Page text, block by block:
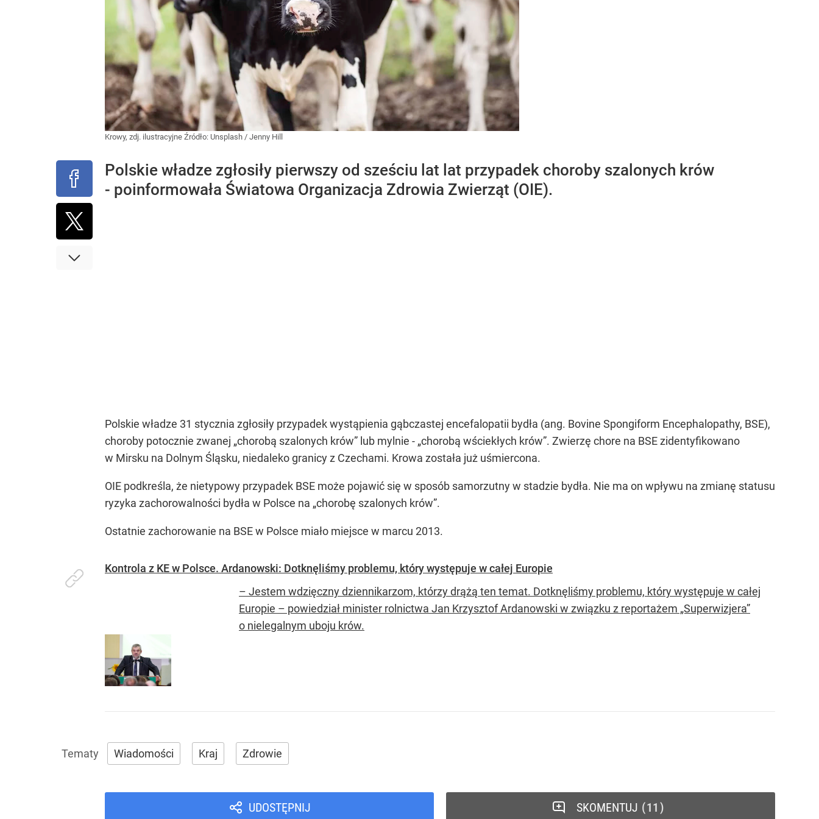
Krowy, zdj. ilustracyjne Źródło: Unsplash / Jenny Hill
Polskie władze zgłosiły pierwszy od sześciu lat lat przypadek choroby szalonych krów
- poinformowała Światowa Organizacja Zdrowia Zwierząt (OIE).
Polskie władze 31 stycznia zgłosiły przypadek wystąpienia gąbczastej encefalopatii bydła (ang. Bovine Spongiform Encephalopathy, BSE),
choroby potocznie zwanej „chorobą szalonych krów” lub mylnie - „chorobą wściekłych krów”. Zwierzę chore na BSE zidentyfikowano
w Mirsku na Dolnym Śląsku, niedaleko granicy z Czechami. Krowa została już uśmiercona.
OIE podkreśla, że nietypowy przypadek BSE może pojawić się w sposób samorzutny w stadzie bydła. Nie ma on wpływu na zmianę statusu
ryzyka zachorowalności bydła w Polsce na „chorobę szalonych krów”.
Ostatnie zachorowanie na BSE w Polsce miało miejsce w marcu 2013.
Kontrola z KE w Polsce. Ardanowski: Dotknęliśmy problemu, który występuje w całej Europie
– Jestem wdzięczny dziennikarzom, którzy drążą ten temat. Dotknęliśmy problemu, który występuje w całej
Europie – powiedział minister rolnictwa Jan Krzysztof Ardanowski w związku z reportażem „Superwizjera”
o nielegalnym uboju krów.
Wiadomości Kraj Zdrowie
UDOSTĘPNIJ SKOMENTUJ 11